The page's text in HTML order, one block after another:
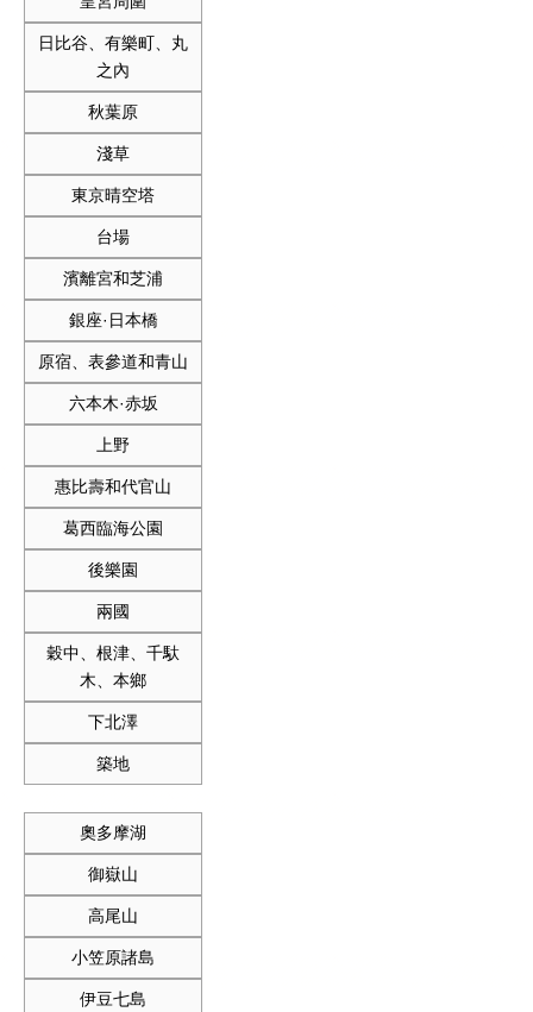
日比谷、有樂町、丸
之內
秋葉原
淺草
東京晴空塔
台場
濱離宮和芝浦
銀座·日本橋
原宿、表參道和青山
六本木·赤坂
上野
惠比壽和代官山
葛西臨海公園
後樂園
兩國
穀中、根津、千馱
木、本鄉
下北澤
築地
奧多摩湖
御嶽山
高尾山
小笠原諸島
伊豆七島